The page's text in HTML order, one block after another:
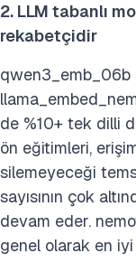
2. LLM tabanlı
rekabetçidir
de %10+ tek dilli
ön eğitimleri,
silemeyeceği
sayısının çok
devam eder.
genel olarak en